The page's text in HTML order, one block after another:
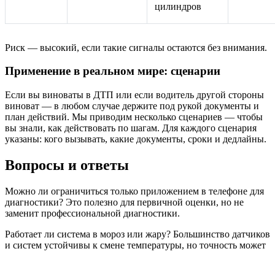
цилиндров
Риск — высокий, если такие сигналы остаются без внимания.
Применение в реальном мире: сценарии
Если вы виноваты в ДТП или если водитель другой стороны
виноват — в любом случае держите под рукой документы и
план действий. Мы приводим несколько сценариев — чтобы
вы знали, как действовать по шагам. Для каждого сценария
указаны: кого вызывать, какие документы, сроки и дедлайны.
Вопросы и ответы
Можно ли ограничиться только приложением в телефоне для
диагностики? Это полезно для первичной оценки, но не
заменит профессиональной диагностики.
Работает ли система в мороз или жару? Большинство датчиков
и систем устойчивы к смене температуры, но точность может